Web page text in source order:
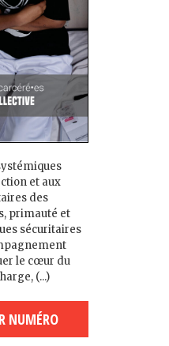
et aux
des
primauté et
sécuritaires
le cœur du
(...)
NUMÉRO